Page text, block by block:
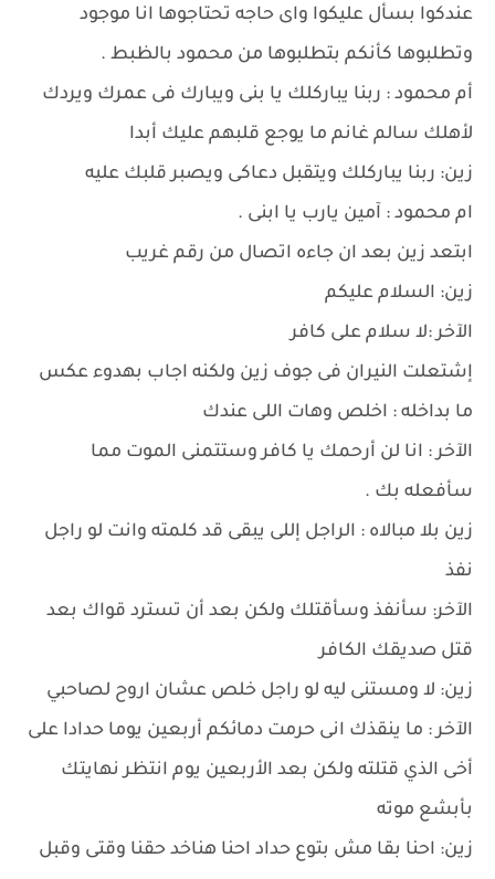
عندكوا بسأل عليكوا واى حاجه تحتاجوها انا موجود
وتطلبوها كأنكم بتطلبوها من محمود بالظبط .
أم محمود : ربنا يباركلك يا بنى ويبارك فى عمرك ويردك
لأهلك سالم غانم ما يوجع قلبهم عليك أبدا
زين: ربنا يباركلك ويتقبل دعاكى ويصبر قلبك عليه
ام محمود : آمين يارب يا ابنى .
ابتعد زين بعد ان جاءه اتصال من رقم غريب
زين: السلام عليكم
الآخر :لا سلام على كافر
إشتعلت النيران فى جوف زين ولكنه اجاب بهدوء عكس
ما بداخله : اخلص وهات اللى عندك
الآخر : انا لن أرحمك يا كافر وستتمنى الموت مما
سأفعله بك .
زين بلا مبالاه : الراجل إللى يبقى قد كلمته وانت لو راجل
نفذ
الآخر: سأنفذ وسأقتلك ولكن بعد أن تسترد قواك بعد
قتل صديقك الكافر
زين: لا ومستنى ليه لو راجل خلص عشان اروح لصاحبي
الآخر : ما ينقذك انى حرمت دمائكم أربعين يوما حدادا على
أخى الذي قتلته ولكن بعد الأربعين يوم انتظر نهايتك
بأبشع موته
زين: احنا بقا مش بتوع حداد احنا هناخد حقنا وقتى وقبل